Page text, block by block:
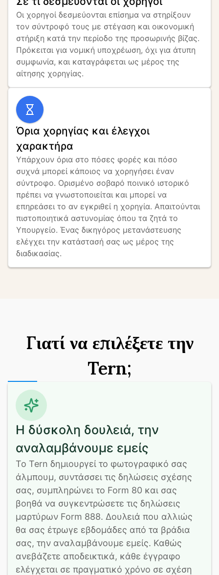
Οι χορηγοί δεσμεύονται επίσημα να στηρίξουν
τον σύντροφό τους με στέγαση και οικονομική
στήριξη κατά την περίοδο της προσωρινής βίζας.
Πρόκειται για νομική υποχρέωση, όχι για άτυπη
συμφωνία, και καταγράφεται ως μέρος της
αίτησης χορηγίας.
Όρια χορηγίας και έλεγχοι
χαρακτήρα
Υπάρχουν όρια στο πόσες φορές και πόσο
συχνά μπορεί κάποιος να χορηγήσει έναν
σύντροφο. Ορισμένο σοβαρό ποινικό ιστορικό
πρέπει να γνωστοποιείται και μπορεί να
επηρεάσει το αν εγκριθεί η χορηγία. Απαιτούνται
πιστοποιητικά αστυνομίας όπου τα ζητά το
Υπουργείο. Ένας δικηγόρος μετανάστευσης
ελέγχει την κατάστασή σας ως μέρος της
διαδικασίας.
Γιατί να επιλέξετε την
Tern;
Η δύσκολη δουλειά, την
αναλαμβάνουμε εμείς
Το Tern δημιουργεί το φωτογραφικό σας
άλμπουμ, συντάσσει τις δηλώσεις σχέσης
σας, συμπληρώνει το Form 80 και σας
βοηθά να συγκεντρώσετε τις δηλώσεις
μαρτύρων Form 888. Δουλειά που αλλιώς
θα σας έτρωγε εβδομάδες από τα βράδια
σας, την αναλαμβάνουμε εμείς. Καθώς
ανεβάζετε αποδεικτικά, κάθε έγγραφο
ελέγχεται σε πραγματικό χρόνο σε σχέση